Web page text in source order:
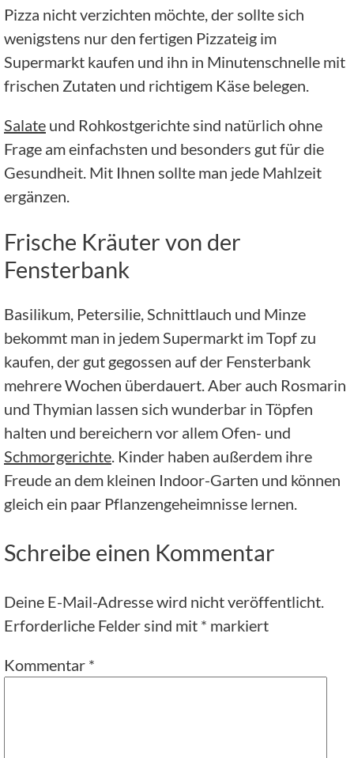
Pizza nicht verzichten möchte, der sollte sich
wenigstens nur den fertigen Pizzateig im
Supermarkt kaufen und ihn in Minutenschnelle mit
frischen Zutaten und richtigem Käse belegen.
Salate und Rohkostgerichte sind natürlich ohne
Frage am einfachsten und besonders gut für die
Gesundheit. Mit Ihnen sollte man jede Mahlzeit
ergänzen.
Frische Kräuter von der
Fensterbank
Basilikum, Petersilie, Schnittlauch und Minze
bekommt man in jedem Supermarkt im Topf zu
kaufen, der gut gegossen auf der Fensterbank
mehrere Wochen überdauert. Aber auch Rosmarin
und Thymian lassen sich wunderbar in Töpfen
halten und bereichern vor allem Ofen- und
Schmorgerichte. Kinder haben außerdem ihre
Freude an dem kleinen Indoor-Garten und können
gleich ein paar Pflanzengeheimnisse lernen.
Schreibe einen Kommentar
Deine E-Mail-Adresse wird nicht veröffentlicht.
Erforderliche Felder sind mit * markiert
Kommentar *